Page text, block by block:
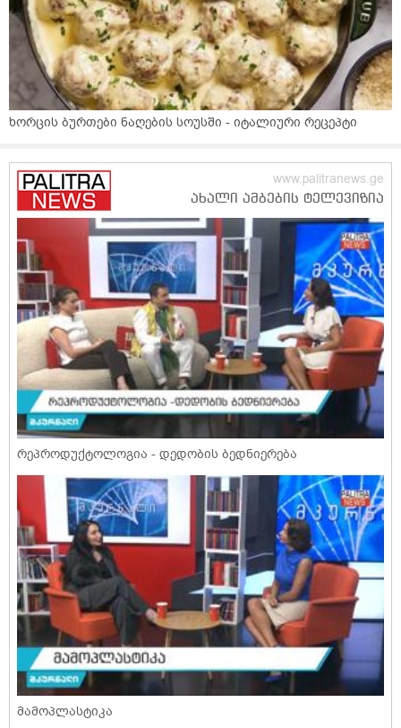
ხორცის ბურთები ნაღების სოუსში - იტალიური რეცეპტი
რეპროდუქტოლოგია - დედობის ბედნიერება
მამოპლასტიკა